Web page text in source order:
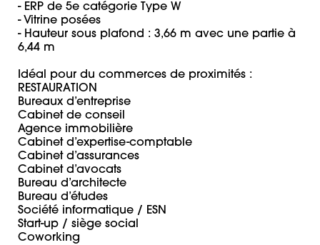
- ERP de 5e catégorie Type W
- Vitrine posées
- Hauteur sous plafond : 3,66 m avec une partie à
6,44 m
Idéal pour du commerces de proximités :
RESTAURATION
Bureaux d’entreprise
Cabinet de conseil
Agence immobilière
Cabinet d’expertise-comptable
Cabinet d’assurances
Cabinet d’avocats
Bureau d’architecte
Bureau d’études
Société informatique / ESN
Start-up / siège social
Coworking